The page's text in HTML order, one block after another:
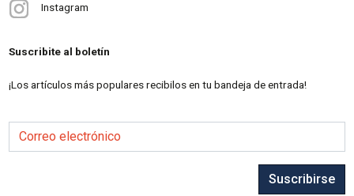
Instagram
Suscribite al boletín
¡Los artículos más populares recibilos en tu bandeja de entrada!
Correo electrónico
Suscribirse